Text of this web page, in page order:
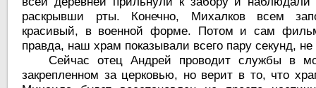
раскрывши рты. Конечно, Михалков всем
красивый, в военной форме. Потом и сам
правда, наш храм показывали всего пару секунд,
Сейчас отец Андрей проводит службы в
закрепленном за церковью, но верит в то, что